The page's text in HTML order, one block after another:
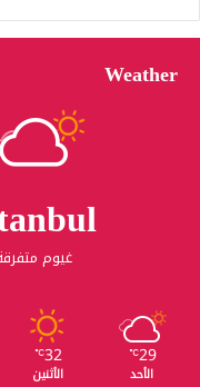
Weather
غيوم
29
℃
الأحد
32
℃
الأثنين